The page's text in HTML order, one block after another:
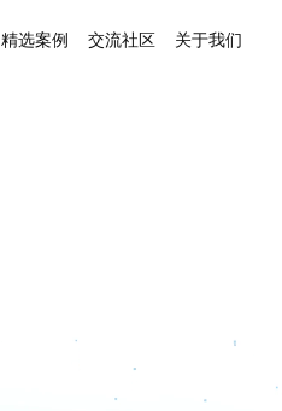
精选案例 交流社区 关于我们